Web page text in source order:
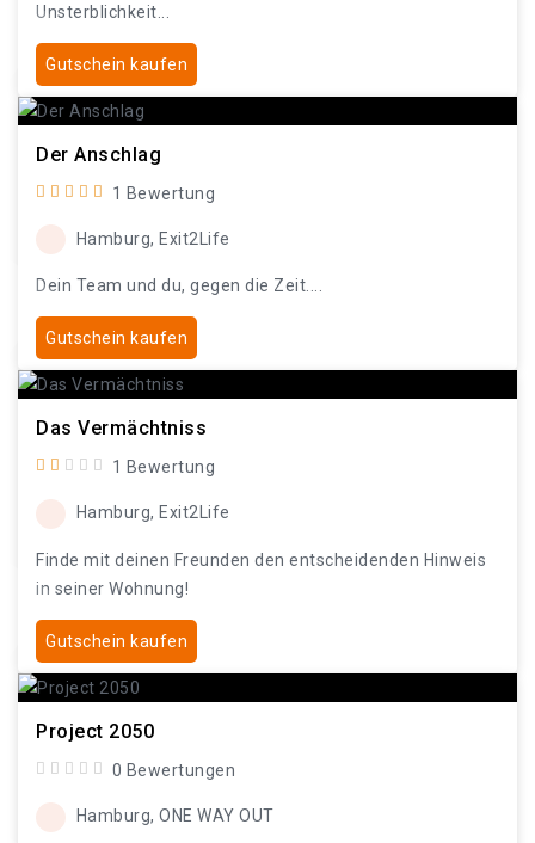
Unsterblichkeit...
Gutschein kaufen
Der Anschlag
1 Bewertung
Hamburg, Exit2Life
Dein Team und du, gegen die Zeit....
Gutschein kaufen
Das Vermächtniss
1 Bewertung
Hamburg, Exit2Life
Finde mit deinen Freunden den entscheidenden Hinweis
in seiner Wohnung!
Gutschein kaufen
Project 2050
0 Bewertungen
Hamburg, ONE WAY OUT